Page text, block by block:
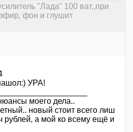
"Лада" 100 ват.,при
фон и глушит
УРА!
моего дела..
новый стоит всего лиш
рублей, а мой ко всему ещё и